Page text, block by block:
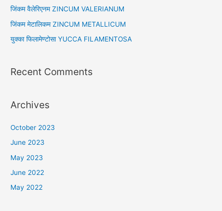
o
जिंकम वैलेरिएनम ZINCUM VALERIANUM
जिंकम मेटालिकम ZINCUM METALLICUM
युक्का फिलामेण्टोसा YUCCA FILAMENTOSA
Recent Comments
Archives
October 2023
June 2023
May 2023
June 2022
May 2022